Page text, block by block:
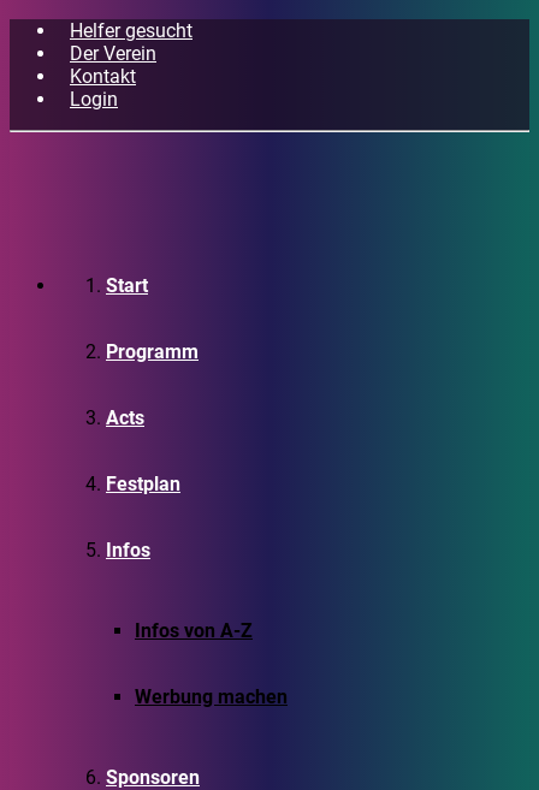
Helfer gesucht
Der Verein
Kontakt
Login
Start
Programm
Acts
Festplan
Infos
Infos von A-Z
Werbung machen
Sponsoren